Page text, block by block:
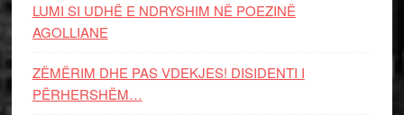
LUMI SI UDHË E NDRYSHIM NË POEZINË
AGOLLIANE
ZËMËRIM DHE PAS VDEKJES! DISIDENTI I
PËRHERSHËM…